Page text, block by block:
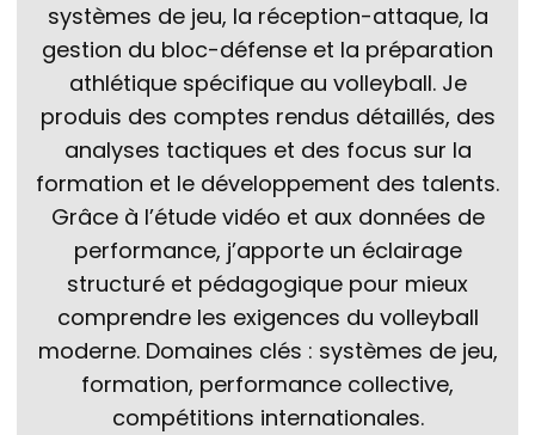
systèmes de jeu, la réception-attaque, la
gestion du bloc-défense et la préparation
athlétique spécifique au volleyball. Je
produis des comptes rendus détaillés, des
analyses tactiques et des focus sur la
formation et le développement des talents.
Grâce à l’étude vidéo et aux données de
performance, j’apporte un éclairage
structuré et pédagogique pour mieux
comprendre les exigences du volleyball
moderne. Domaines clés : systèmes de jeu,
formation, performance collective,
compétitions internationales.